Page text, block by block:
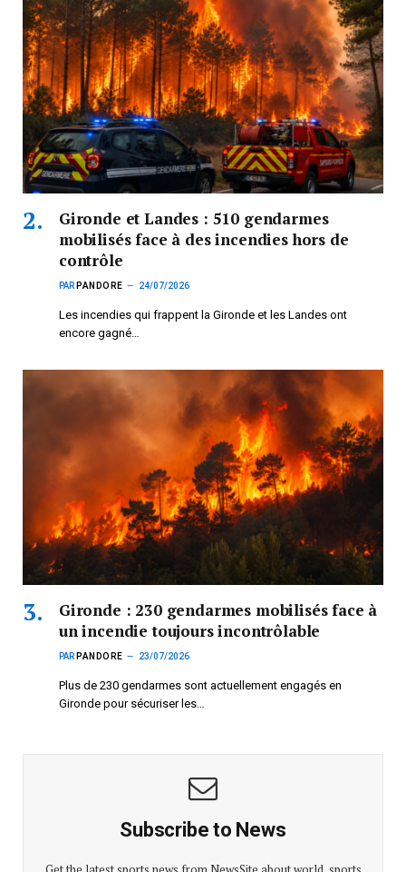
Gironde et Landes : 510 gendarmes
mobilisés face à des incendies hors de
contrôle
PAR PANDORE 24/07/2026
Les incendies qui frappent la Gironde et les Landes ont
encore gagné…
Gironde : 230 gendarmes mobilisés face à
un incendie toujours incontrôlable
PAR PANDORE 23/07/2026
Plus de 230 gendarmes sont actuellement engagés en
Gironde pour sécuriser les…
Subscribe to News